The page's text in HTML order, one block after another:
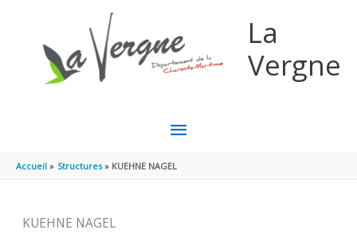
La
Vergne
MENU
PRINCIPAL
Accueil Structures KUEHNE NAGEL
KUEHNE NAGEL